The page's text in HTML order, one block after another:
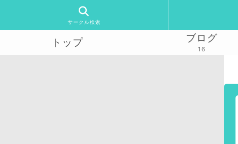
サークル検索
トップ ブログ
16